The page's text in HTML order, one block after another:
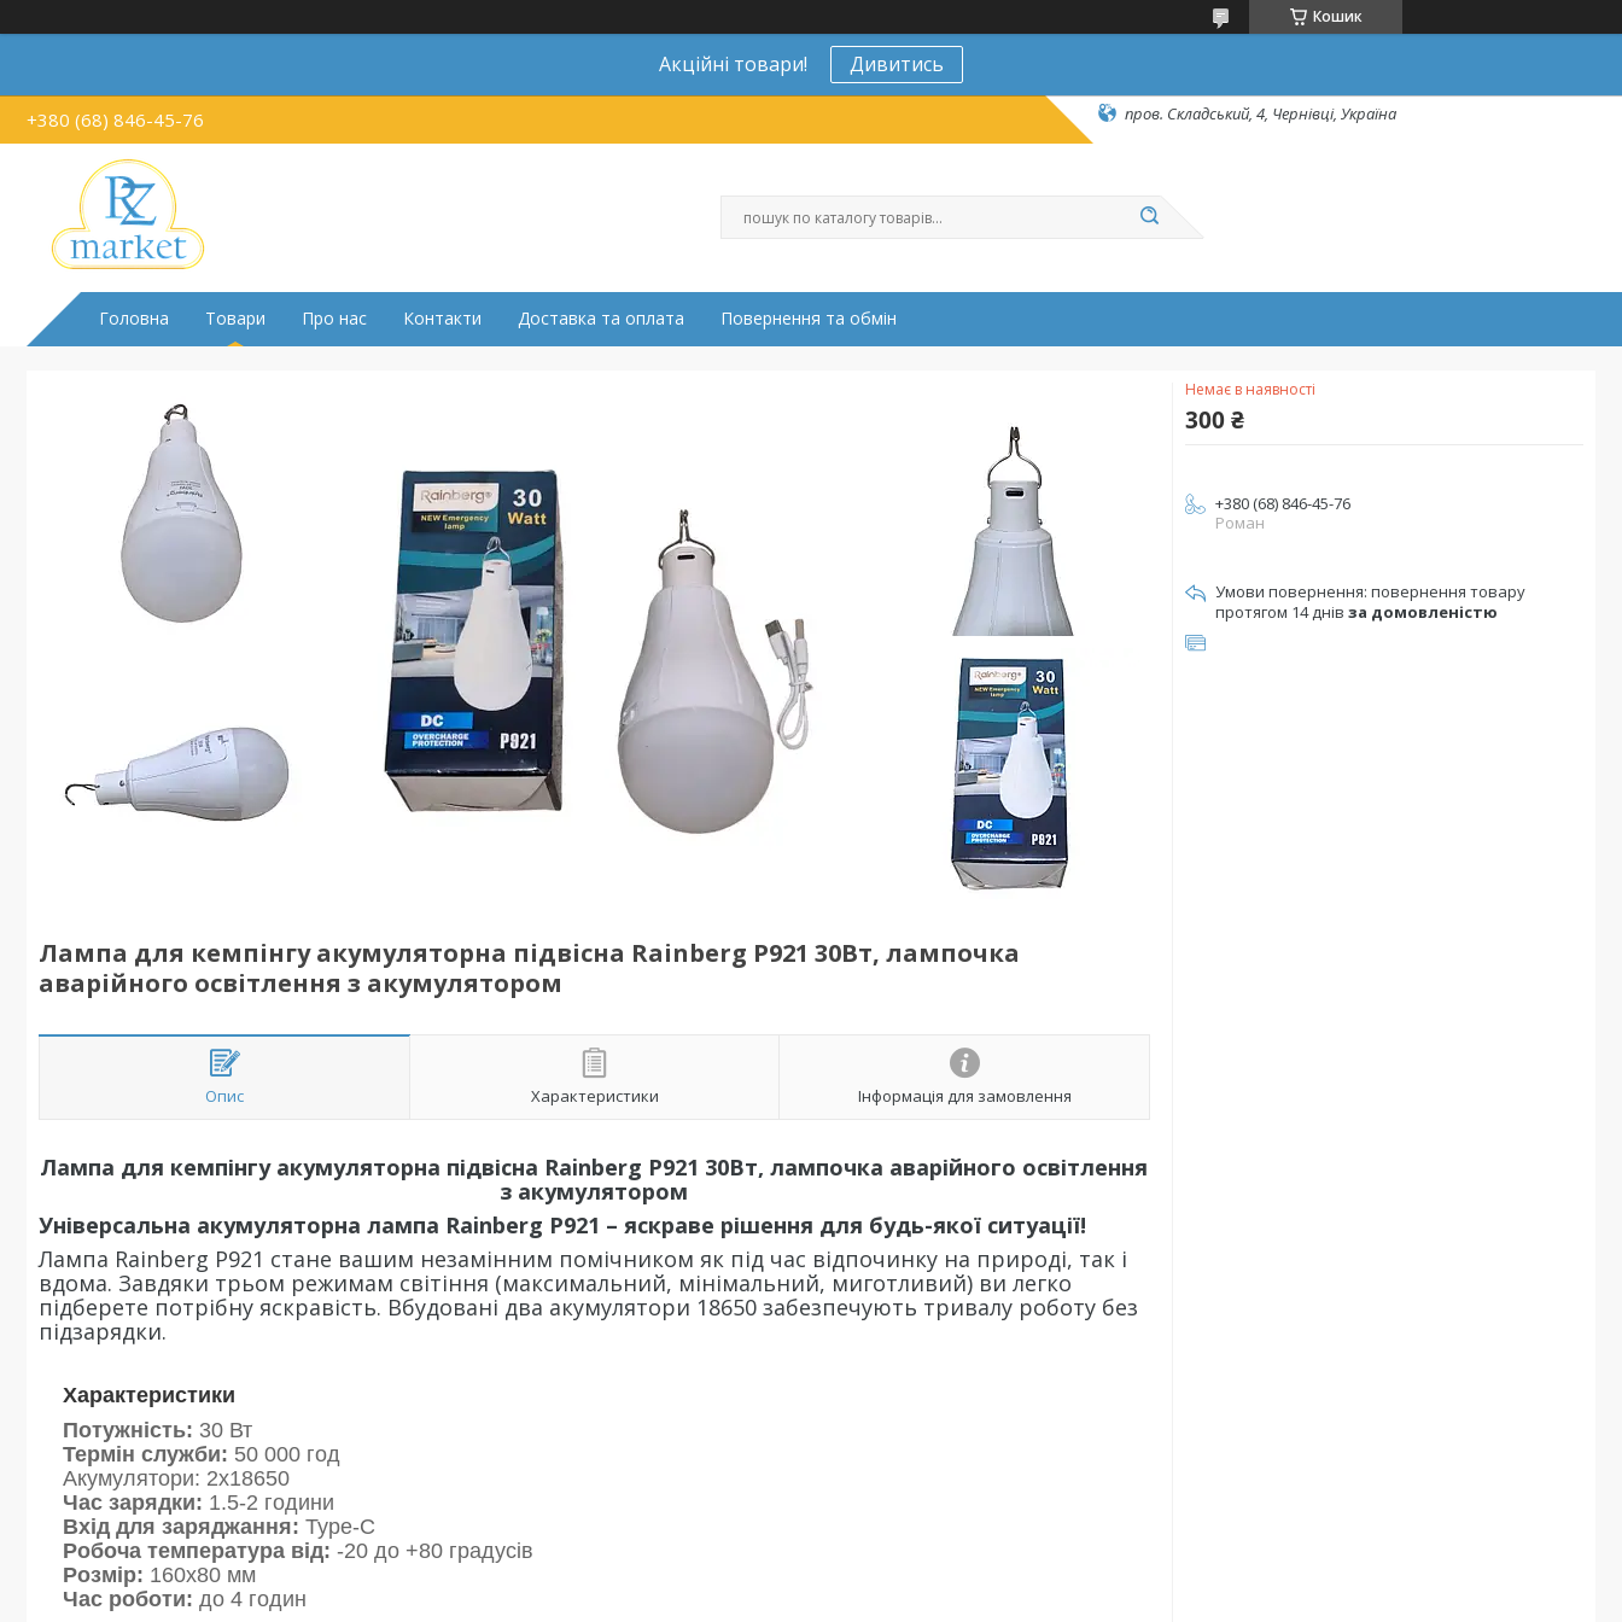
Кошик
Акційні товари! Дивитись
+380 (68) 846-45-76 пров. Складський, 4, Чернівці, Україна
Головна Товари Про нас Контакти Доставка та оплата Повернення та обмін
Лампа для кемпінгу акумуляторна підвісна Rainberg P921 30Вт, лампочка
аварійного освітлення з акумулятором
Опис Характеристики Інформація для замовлення
Лампа для кемпінгу акумуляторна підвісна Rainberg P921 30Вт, лампочка аварійного освітлення
з акумулятором
Універсальна акумуляторна лампа Rainberg P921 – яскраве рішення для будь-якої ситуації!
Лампа Rainberg P921 стане вашим незамінним помічником як під час відпочинку на природі, так і
вдома. Завдяки трьом режимам світіння (максимальний, мінімальний, миготливий) ви легко
підберете потрібну яскравість. Вбудовані два акумулятори 18650 забезпечують тривалу роботу без
підзарядки.
Характеристики
Потужність: 30 Вт
Термін служби: 50 000 год
Акумулятори: 2х18650
Час зарядки: 1.5-2 години
Вхід для заряджання: Type-C
Робоча температура від: -20 до +80 градусів
Розмір: 160х80 мм
Час роботи: до 4 годин
Немає в наявності
300 ₴
+380 (68) 846-45-76
Роман
повернення товару
протягом 14 днів за домовленістю